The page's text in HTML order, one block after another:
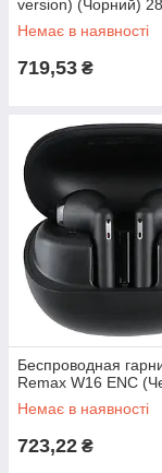
version) (Чорний)
Немає в наявності
719,53 ₴
Беспроводная
Remax W16 ENC
Немає в наявності
723,22 ₴